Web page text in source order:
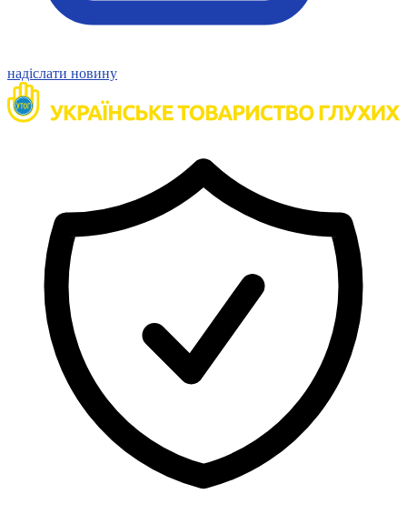
надіслати новину